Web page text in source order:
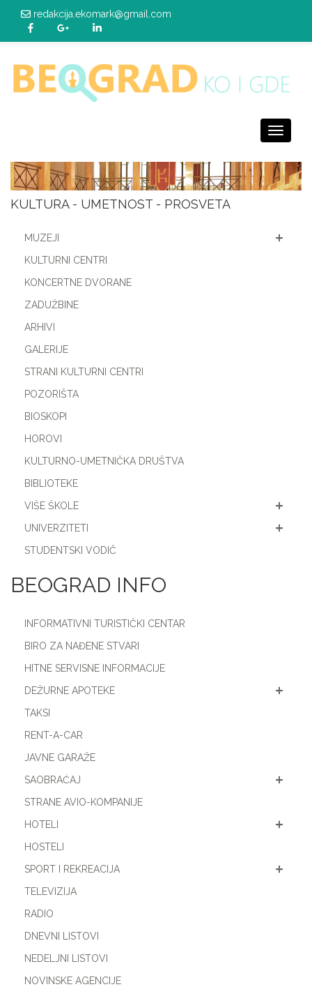
redakcija.ekomark@gmail.com
Toggle
KULTURA - UMETNOST - PROSVETA
MUZEJI
KULTURNI CENTRI
KONCERTNE DVORANE
ZADUŽBINE
ARHIVI
GALERIJE
STRANI KULTURNI CENTRI
POZORIŠTA
BIOSKOPI
HOROVI
KULTURNO-UMETNIČKA DRUŠTVA
BIBLIOTEKE
VIŠE ŠKOLE
UNIVERZITETI
STUDENTSKI VODIČ
BEOGRAD INFO
INFORMATIVNI TURISTIČKI CENTAR
BIRO ZA NAĐENE STVARI
HITNE SERVISNE INFORMACIJE
DEŽURNE APOTEKE
TAKSI
RENT-A-CAR
JAVNE GARAŽE
SAOBRAĆAJ
STRANE AVIO-KOMPANIJE
HOTELI
HOSTELI
SPORT I REKREACIJA
TELEVIZIJA
RADIO
DNEVNI LISTOVI
NEDELJNI LISTOVI
NOVINSKE AGENCIJE